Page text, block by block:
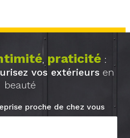
, praticité:
vos extérieurs en
beauté
proche de chez vous